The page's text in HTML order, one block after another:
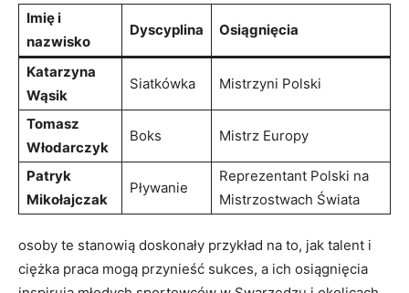
Imię i
nazwisko
Dyscyplina Osiągnięcia
Katarzyna
Wąsik
Siatkówka Mistrzyni Polski
Tomasz
Włodarczyk
Boks Mistrz Europy
Patryk
Mikołajczak
Pływanie
Reprezentant Polski na
Mistrzostwach Świata
osoby te stanowią doskonały przykład na to, jak talent i
ciężka praca mogą przynieść sukces, a ich osiągnięcia